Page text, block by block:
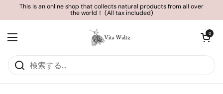
コンテンツへスキップ
This is an online shop that collects natural products from all over
the world！ (All tax included)
メニューを開く
カートを開く
0